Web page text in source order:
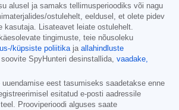
alusel ja samaks tellimusperioodiks või nagu
ostulehelt, eeldusel, et olete pidev
kasutaja. Lisateavet leiate ostulehelt.
tingimuste, teie nõusoleku
küpsiste poliitikaja allahindluste
SpyHunteri desinstallida, vaadake,
uuendamise eest tasumiseks saadetakse enne
esitatud e-posti aadressile
Prooviperioodi alguses saate